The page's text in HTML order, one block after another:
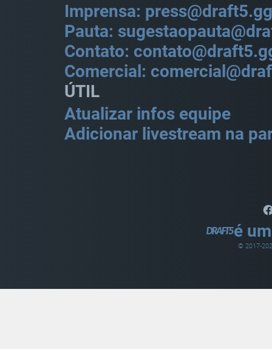
Imprensa: press@draft5.gg
Pauta:
Contato:
Comercial:
ÚTIL
Atualizar infos equipe
Adicionar livestream na
é
© 2017-